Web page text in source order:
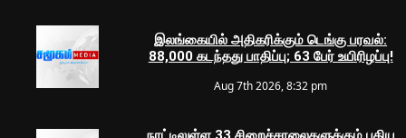
இலங்கையில் அதிகரிக்கும் டெங்கு பரவல்:
88,000 கடந்தது பாதிப்பு; 63 பேர் உயிரிழப்பு!
Aug 7th 2026, 8:32 pm